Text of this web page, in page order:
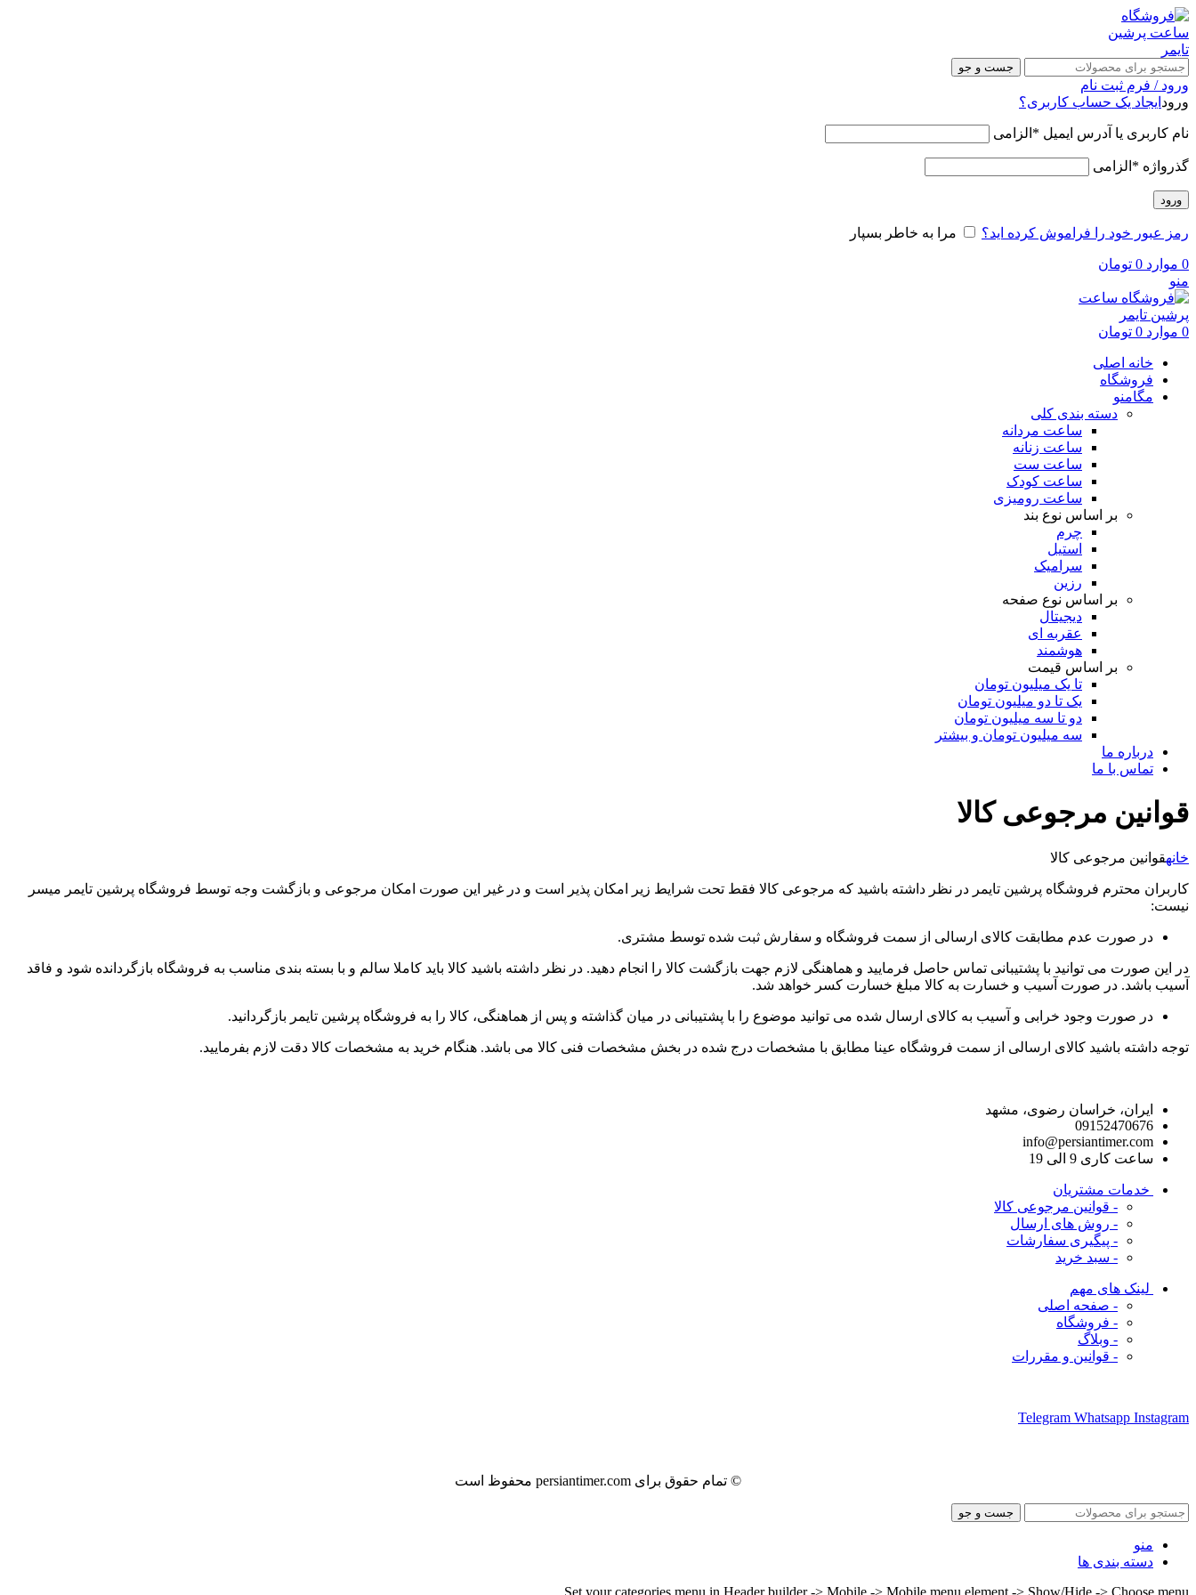
جست و جو
ورود / فرم ثبت نام
ورود ایجاد یک حساب کاربری؟
نام کاربری یا آدرس ایمیل * الزامی
گذرواژه * الزامی
ورود
رمز عبور خود را فراموش کرده اید؟ مرا به خاطر بسپار
0 موارد 0 تومان
منو
0 موارد 0 تومان
خانه اصلی
فروشگاه
مگامنو
دسته بندی کلی
ساعت مردانه
ساعت زنانه
ساعت ست
ساعت کودک
ساعت رومیزی
بر اساس نوع بند
چرم
استیل
سرامیک
رزین
بر اساس نوع صفحه
دیجیتال
عقربه ای
هوشمند
بر اساس قیمت
تا یک میلیون تومان
یک تا دو میلیون تومان
دو تا سه میلیون تومان
سه میلیون تومان و بیشتر
درباره ما
تماس با ما
قوانین مرجوعی کالا
خانهقوانین مرجوعی کالا
کاربران محترم فروشگاه پرشین تایمر در نظر داشته باشید که مرجوعی کالا فقط تحت شرایط زیر امکان پذیر است و در غیر این صورت امکان مرجوعی و بازگشت وجه توسط فروشگاه پرشین تایمر میسر
نیست:
در صورت عدم مطابقت کالای ارسالی از سمت فروشگاه و سفارش ثبت شده توسط مشتری.
در این صورت می توانید با پشتیبانی تماس حاصل فرمایید و هماهنگی لازم جهت بازگشت کالا را انجام دهید. در نظر داشته باشید کالا باید کاملا سالم و با بسته بندی مناسب به فروشگاه بازگردانده شود و فاقد
آسیب باشد. در صورت آسیب و خسارت به کالا مبلغ خسارت کسر خواهد شد.
در صورت وجود خرابی و آسیب به کالای ارسال شده می توانید موضوع را با پشتیبانی در میان گذاشته و پس از هماهنگی، کالا را به فروشگاه پرشین تایمر بازگردانید.
توجه داشته باشید کالای ارسالی از سمت فروشگاه عینا مطابق با مشخصات درج شده در بخش مشخصات فنی کالا می باشد. هنگام خرید به مشخصات کالا دقت لازم بفرمایید.
ایران، خراسان رضوی، مشهد
09152470676
info@persiantimer.com
ساعت کاری 9 الی 19
خدمات مشتریان
- قوانین مرجوعی کالا
- روش های ارسال
- پیگیری سفارشات
- سبد خرید
لینک های مهم
- صفحه اصلی
- فروشگاه
- وبلاگ
- قوانین و مقررات
Telegram Whatsapp Instagram
© تمام حقوق برای persiantimer.com محفوظ است
جست و جو
منو
دسته بندی ها
Set your categories menu in Header builder -> Mobile -> Mobile menu element -> Show/Hide -> Choose menu